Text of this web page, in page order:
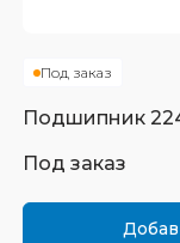
Под заказ
Подшипник
Под заказ